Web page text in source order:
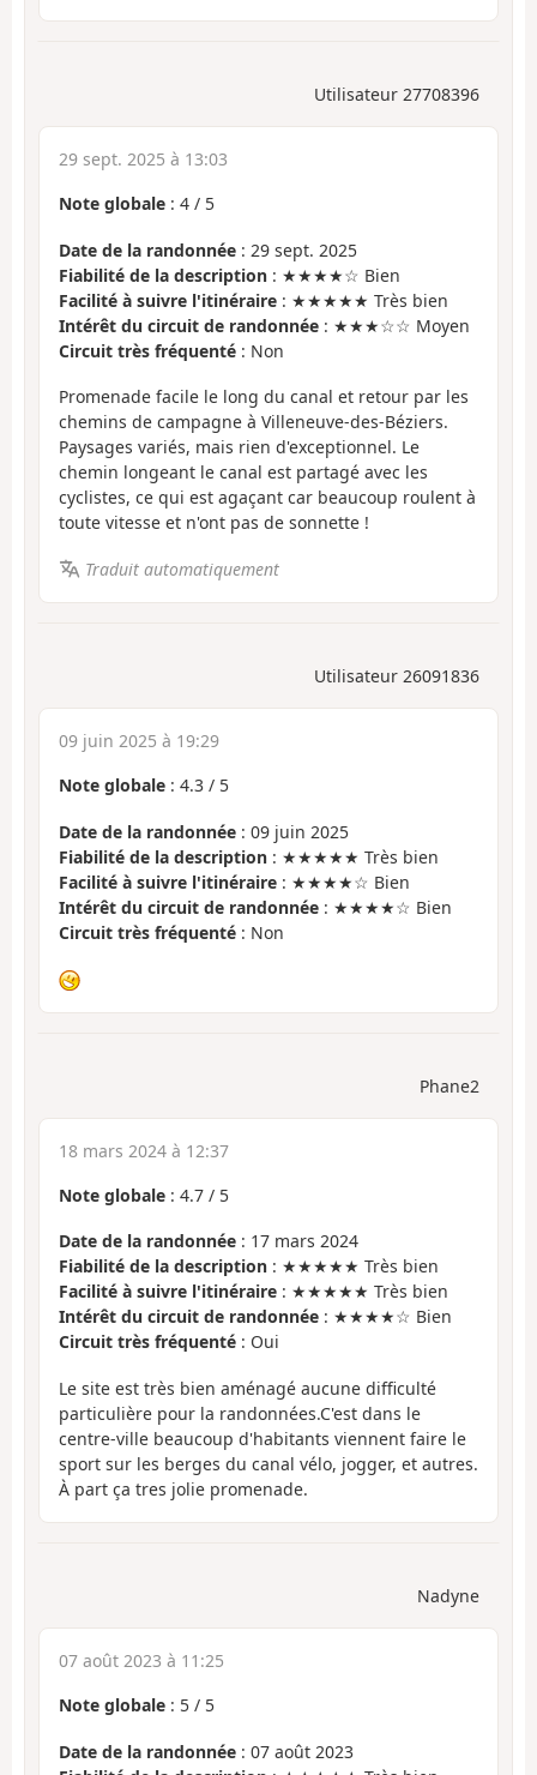
Utilisateur 27708396
29 sept. 2025 à 13:03
Note globale : 4 / 5
Date de la randonnée : 29 sept. 2025
Fiabilité de la description : ★★★★☆ Bien
Facilité à suivre l'itinéraire : ★★★★★ Très bien
Intérêt du circuit de randonnée : ★★★☆☆ Moyen
Circuit très fréquenté : Non
Promenade facile le long du canal et retour par les
chemins de campagne à Villeneuve-des-Béziers.
Paysages variés, mais rien d'exceptionnel. Le
chemin longeant le canal est partagé avec les
cyclistes, ce qui est agaçant car beaucoup roulent à
toute vitesse et n'ont pas de sonnette !
Traduit automatiquement
Utilisateur 26091836
09 juin 2025 à 19:29
Note globale : 4.3 / 5
Date de la randonnée : 09 juin 2025
Fiabilité de la description : ★★★★★ Très bien
Facilité à suivre l'itinéraire : ★★★★☆ Bien
Intérêt du circuit de randonnée : ★★★★☆ Bien
Circuit très fréquenté : Non
Phane2
18 mars 2024 à 12:37
Note globale : 4.7 / 5
Date de la randonnée : 17 mars 2024
Fiabilité de la description : ★★★★★ Très bien
Facilité à suivre l'itinéraire : ★★★★★ Très bien
Intérêt du circuit de randonnée : ★★★★☆ Bien
Circuit très fréquenté : Oui
Le site est très bien aménagé aucune difficulté
particulière pour la randonnées.C'est dans le
centre-ville beaucoup d'habitants viennent faire le
sport sur les berges du canal vélo, jogger, et autres.
À part ça tres jolie promenade.
Nadyne
07 août 2023 à 11:25
Note globale : 5 / 5
Date de la randonnée : 07 août 2023